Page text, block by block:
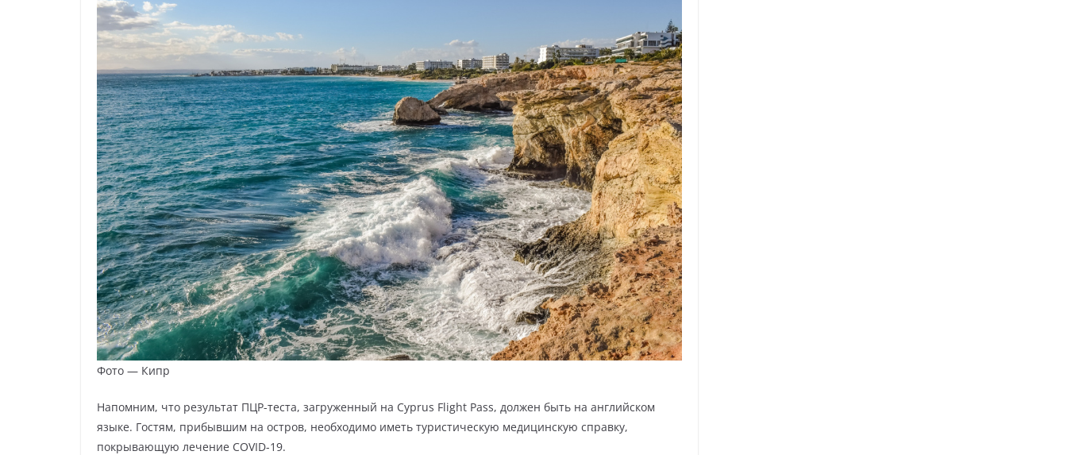
Фото — Кипр
Напомним, что результат ПЦР-теста, загруженный на Cyprus Flight Pass, должен быть на английском
языке. Гостям, прибывшим на остров, необходимо иметь туристическую медицинскую справку,
покрывающую лечение COVID-19.